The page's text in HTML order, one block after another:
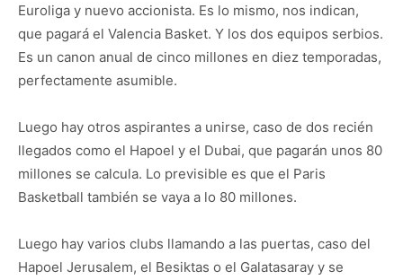
Euroliga y nuevo accionista. Es lo mismo, nos indican,
que pagará el Valencia Basket. Y los dos equipos serbios.
Es un canon anual de cinco millones en diez temporadas,
perfectamente asumible.
Luego hay otros aspirantes a unirse, caso de dos recién
llegados como el Hapoel y el Dubai, que pagarán unos 80
millones se calcula. Lo previsible es que el Paris
Basketball también se vaya a lo 80 millones.
Luego hay varios clubs llamando a las puertas, caso del
Hapoel Jerusalem, el Besiktas o el Galatasaray y se